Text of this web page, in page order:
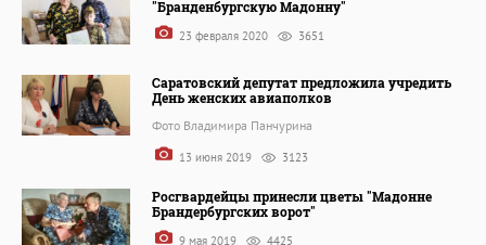
"Бранденбургскую Мадонну"
23 февраля 2020 3651
Саратовский депутат предложила учредить
День женских авиаполков
Фото Владимира Панчурина
13 июня 2019 3123
Росгвардейцы принесли цветы "Мадонне
Брандербургских ворот"
9 мая 2019 4425